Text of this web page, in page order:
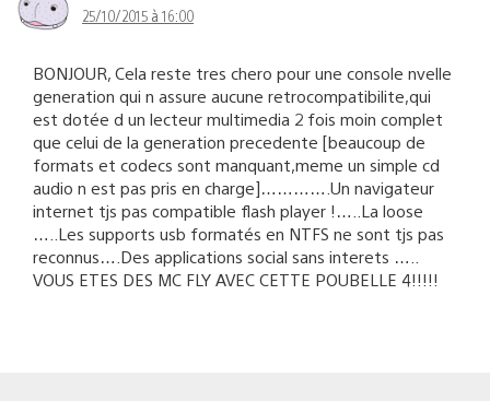
25/10/2015 à 16:00
BONJOUR, Cela reste tres chero pour une console nvelle
generation qui n assure aucune retrocompatibilite,qui
est dotée d un lecteur multimedia 2 fois moin complet
que celui de la generation precedente [beaucoup de
formats et codecs sont manquant,meme un simple cd
audio n est pas pris en charge]………….Un navigateur
internet tjs pas compatible flash player !…..La loose
…..Les supports usb formatés en NTFS ne sont tjs pas
reconnus….Des applications social sans interets …..
VOUS ETES DES MC FLY AVEC CETTE POUBELLE 4!!!!!